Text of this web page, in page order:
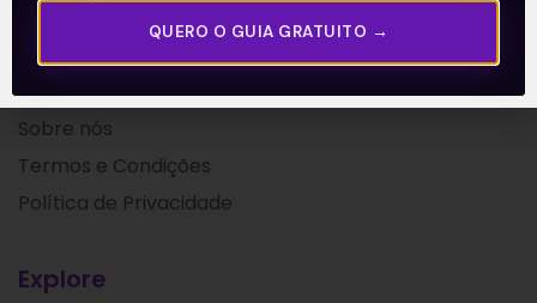
A Levante
Sobre nós
Termos e Condições
Política de Privacidade
Explore
QUERO O GUIA GRATUITO →